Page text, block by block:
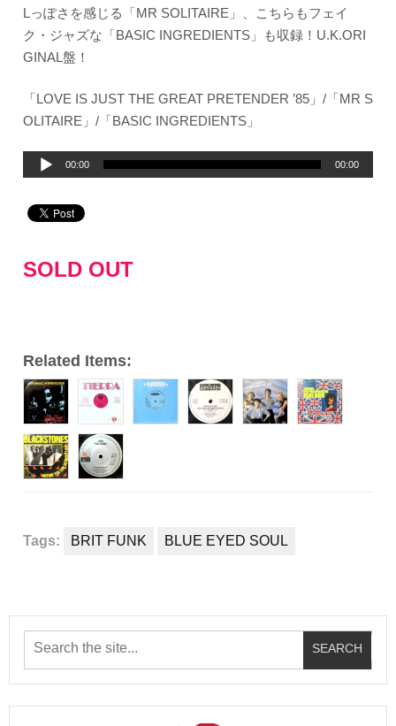
Lっぽさを感じる「MR SOLITAIRE」、こちらもフェイ
ク・ジャズな「BASIC INGREDIENTS」も収録！U.K.ORI
GINAL盤！
「LOVE IS JUST THE GREAT PRETENDER ’85」/「MR S
OLITAIRE」/「BASIC INGREDIENTS」
プ
ヤ
00:00 00:00
SOLD OUT
Related Items:
Tags: BRIT FUNK BLUE EYED SOUL